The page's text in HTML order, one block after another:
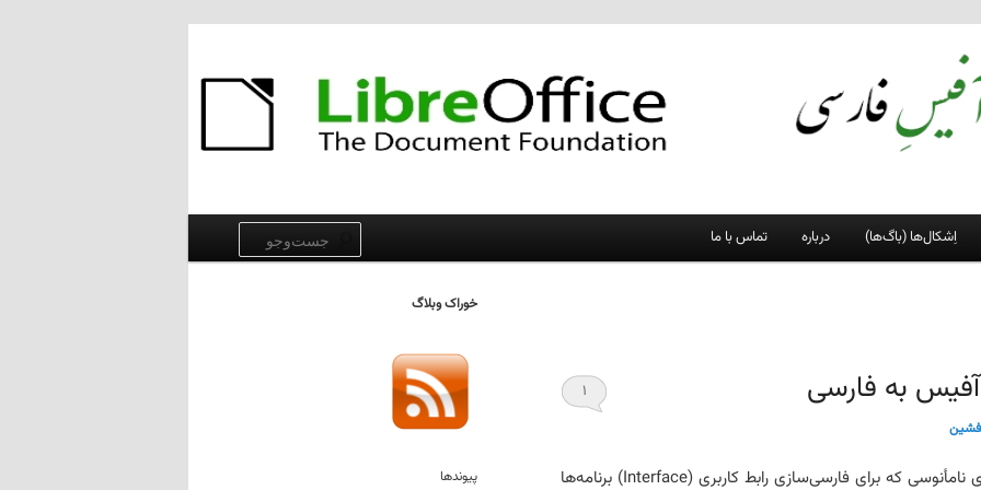
جست‌وجو
اِشکال‌ها (باگ‌ها) درباره تماس با ما
به فارسی ۱
تصدیق می‌کنم که برخی معادل‌های نامأنوسی که برای فارسی‌سازی رابط کاربری (Interface) برنامه‌ها
خوراک وبلاگ
پیوندها